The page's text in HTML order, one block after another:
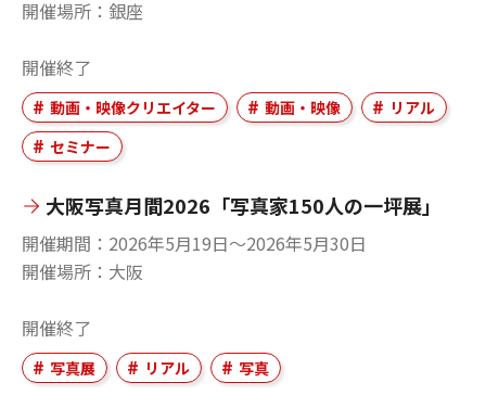
開催場所
銀座
開催終了
動画・映像クリエイター 動画・映像
リアル
セミナー
大阪写真月間2026「写真家150人の一坪展」
開催期間
2026年5月19日〜2026年5月30日
開催場所
大阪
開催終了
写真展 リアル 写真